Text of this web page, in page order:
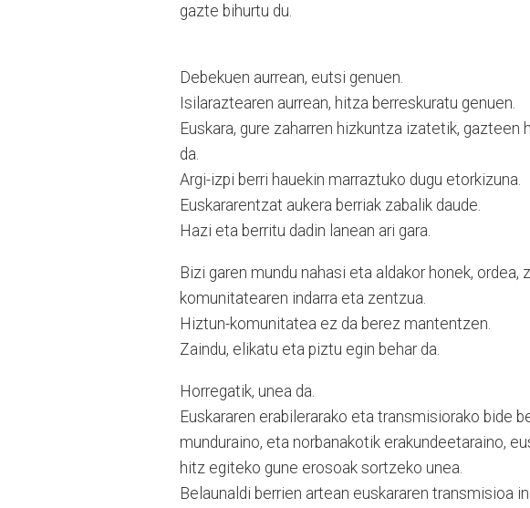
gazte bihurtu du.
Debekuen aurrean, eutsi genuen.
Isilaraztearen aurrean, hitza berreskuratu genuen.
Euskara, gure zaharren hizkuntza izatetik, gazteen
da.
Argi-izpi berri hauekin marraztuko dugu etorkizuna.
Euskararentzat aukera berriak zabalik daude.
Hazi eta berritu dadin lanean ari gara.
Bizi garen mundu nahasi eta aldakor honek, ordea,
komunitatearen indarra eta zentzua.
Hiztun-komunitatea ez da berez mantentzen.
Zaindu, elikatu eta piztu egin behar da.
Horregatik, unea da.
Euskararen erabilerarako eta transmisiorako bide
munduraino, eta norbanakotik erakundeetaraino,
hitz egiteko gune erosoak sortzeko unea.
Belaunaldi berrien artean euskararen transmisioa